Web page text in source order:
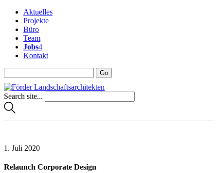
Aktuelles
Projekte
Büro
Team
Jobs4
Kontakt
Search site...
1. Juli 2020
Relaunch Corporate Design